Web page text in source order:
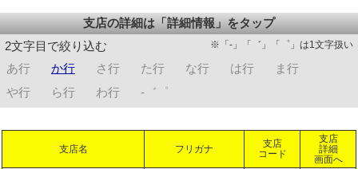
支店の詳細は「詳細情報」をタップ
2文字目で絞り込む
※「-」「゛」「゜」は1文字扱い
あ行 か行 さ行 た行 な行 は行
ま行
や行
ら行 わ行 -゛゜
支店名 フリガナ
支店
コード
支店
詳細
画面へ